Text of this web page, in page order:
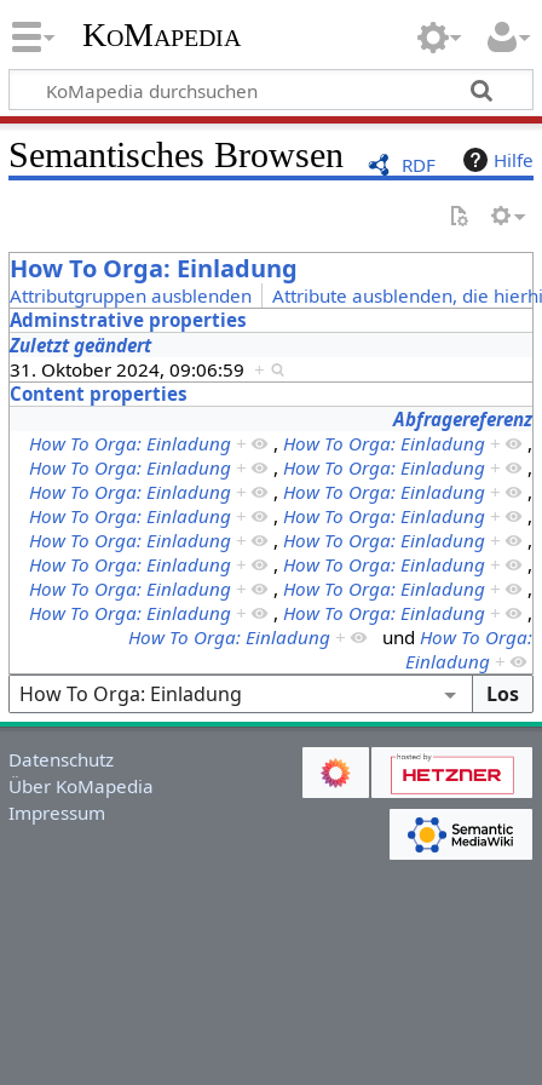
KoMapedia
RDF Hilfe
Semantisches Browsen
How To Orga: Einladung
Attributgruppen ausblenden
Attribute ausblenden, die
Adminstrative properties
Zuletzt geändert
31. Oktober 2024, 09:06:59 +
Content properties
Abfragereferenz
How To Orga: Einladung + , How To Orga: Einladung +
,
How To Orga: Einladung + , How To Orga: Einladung +
,
How To Orga: Einladung + , How To Orga: Einladung +
,
How To Orga: Einladung + , How To Orga: Einladung +
,
How To Orga: Einladung + , How To Orga: Einladung +
,
How To Orga: Einladung + , How To Orga: Einladung +
,
How To Orga: Einladung + , How To Orga: Einladung +
,
How To Orga: Einladung + , How To Orga: Einladung +
,
How To Orga: Einladung + und How To Orga:
Einladung +
Datenschutz
Über KoMapedia
Impressum